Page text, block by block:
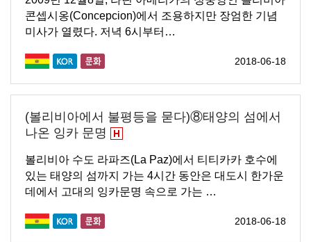
콘셉시옹(Concepcion)에서 조용하지만 장엄한 기념
미사가 열렸다. 저녁 6시부터…
2018-06-18
(볼리비아에서 불평등을 묻다)⑧태양의 섬에서
나온 잉카 문명
볼리비아 수도 라파즈(La Paz)에서 티티카카 호수에
있는 태양의 섬까지 가는 4시간 동안은 대도시 한가운
데에서 고대의 잉카문명 속으로 가는 …
2018-06-18